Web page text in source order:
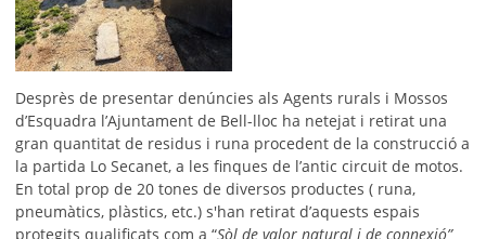
Desprès de presentar denúncies als Agents rurals i Mossos
d’Esquadra l’Ajuntament de Bell-lloc ha netejat i retirat una
gran quantitat de residus i runa procedent de la construccióa
la partida Lo Secanet, a les finques de l’antic circuit de motos.
En total prop de 20 tones de diversos productes ( runa,
pneumàtics, plàstics, etc.) s'han retirat d’aquests espais
protegits qualificats com a “Sòl de valor natural i de connexió”